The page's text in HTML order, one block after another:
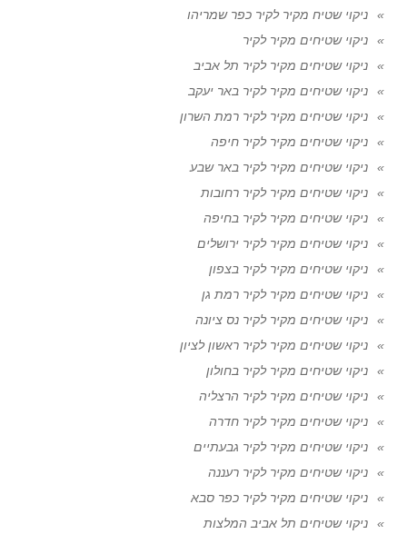
ניקוי שטיח מקיר לקיר כפר שמריהו
ניקוי שטיחים מקיר לקיר
ניקוי שטיחים מקיר לקיר תל אביב
ניקוי שטיחים מקיר לקיר באר יעקב
ניקוי שטיחים מקיר לקיר רמת השרון
ניקוי שטיחים מקיר לקיר חיפה
ניקוי שטיחים מקיר לקיר באר שבע
ניקוי שטיחים מקיר לקיר רחובות
ניקוי שטיחים מקיר לקיר בחיפה
ניקוי שטיחים מקיר לקיר ירושלים
ניקוי שטיחים מקיר לקיר בצפון
ניקוי שטיחים מקיר לקיר רמת גן
ניקוי שטיחים מקיר לקיר נס ציונה
ניקוי שטיחים מקיר לקיר ראשון לציון
ניקוי שטיחים מקיר לקיר בחולון
ניקוי שטיחים מקיר לקיר הרצליה
ניקוי שטיחים מקיר לקיר חדרה
ניקוי שטיחים מקיר לקיר גבעתיים
ניקוי שטיחים מקיר לקיר רעננה
ניקוי שטיחים מקיר לקיר כפר סבא
ניקוי שטיחים תל אביב המלצות